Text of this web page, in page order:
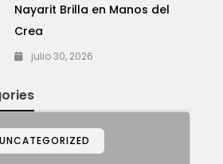
Nayarit Brilla en Manos del
Crea
julio 30, 2026
UNCATEGORIZED